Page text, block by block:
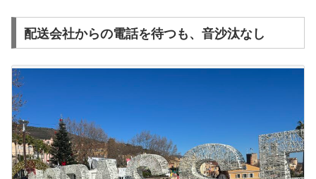
配送会社からの電話を待つも、音沙汰なし